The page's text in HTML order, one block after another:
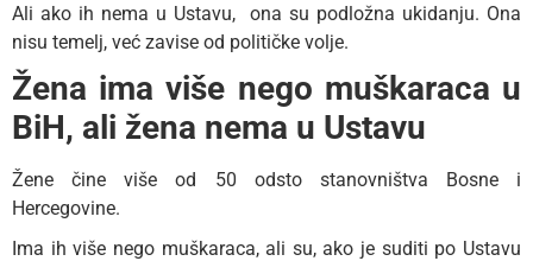
Ali ako ih nema u Ustavu, ona su podložna ukidanju. Ona
nisu temelj, već zavise od političke volje.
Žena ima više nego muškaraca u
BiH, ali žena nema u Ustavu
Žene čine više od 50 odsto stanovništva Bosne i
Hercegovine.
Ima ih više nego muškaraca, ali su, ako je suditi po Ustavu